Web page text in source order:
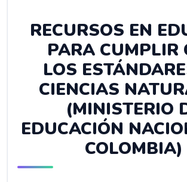
RECURSOS EN
PARA CUMPLIR
LOS
CIENCIAS
(MINISTERIO
EDUCACIÓN
COLOMBIA)